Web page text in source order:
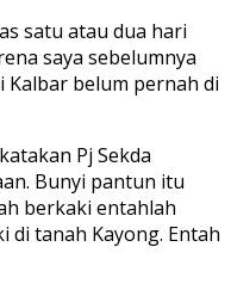
satu atau dua hari
saya sebelumnya
Kalbar belum pernah di
Pj Sekda
Bunyi pantun itu
berkaki entahlah
di tanah Kayong. Entah